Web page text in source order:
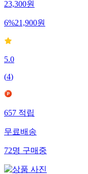
23,300원
6%21,900원
5.0
(4)
657적립
무료배송
72명구매중